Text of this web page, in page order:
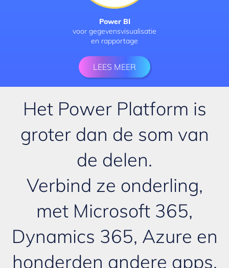
Power BI
voor gegevensvisualisatie
en rapportage
LEES MEER
Het Power Platform is
groter dan de som van
de delen.
Verbind ze onderling,
met Microsoft 365,
Dynamics 365, Azure en
honderden andere apps,